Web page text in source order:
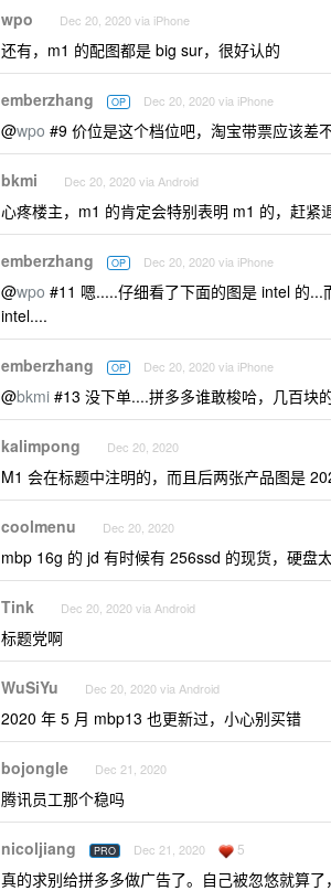
wpo Dec 20, 2020 via iPhone
还有，m1 的配图都是 big sur，很好认的
emberzhang OP Dec 20, 2020 via iPhone
@wpo #9 价位是这个档位吧，淘宝带票应该差
bkmi Dec 20, 2020 via Android
心疼楼主，m1 的肯定会特别表明 m1 的，赶紧
emberzhang OP Dec 20, 2020 via iPhone
@wpo #11 嗯.....仔细看了下面的图是 intel 的
intel....
emberzhang OP Dec 20, 2020 via iPhone
@bkmi #13 没下单....拼多多谁敢梭哈，几百块
kalimpong Dec 20, 2020
M1 会在标题中注明的，而且后两张产品图是
coolmenu Dec 20, 2020
mbp 16g 的 jd 有时候有 256ssd 的现货，硬盘
Tink Dec 20, 2020 via Android
标题党啊
WuSiYu Dec 20, 2020 via Android
2020 年 5 月 mbp13 也更新过，小心别买错
bojongle Dec 21, 2020
腾讯员工那个稳吗
nicoljiang PRO Dec 21, 2020 5
真的求别给拼多多做广告了。自己被忽悠就算了